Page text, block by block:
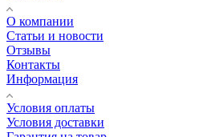
О компании
Статьи и новости
Отзывы
Контакты
Информация
Условия оплаты
Условия доставки